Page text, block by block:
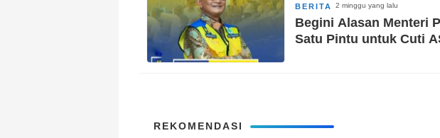
BERITA 2 minggu yang lalu
Begini Alasan Menteri
Satu Pintu untuk Cuti
REKOMENDASI